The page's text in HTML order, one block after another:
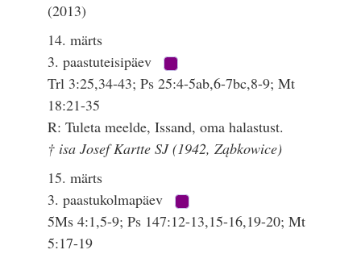
(2013)
14. märts
3. paastuteisipäev
Trl 3:25,34-43; Ps 25:4-5ab,6-7bc,8-9; Mt
18:21-35
R: Tuleta meelde, Issand, oma halastust.
† isa Josef Kartte SJ (1942, Ząbkowice)
15. märts
3. paastukolmapäev
5Ms 4:1,5-9; Ps 147:12-13,15-16,19-20; Mt
5:17-19